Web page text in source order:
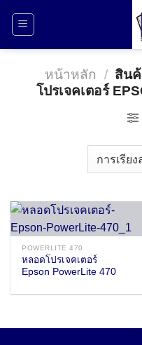
หน้าหลัก / สิน
โปรเจคเตอร์
POWERLITE 470
หลอดโปรเจคเตอร์
Epson PowerLite 470